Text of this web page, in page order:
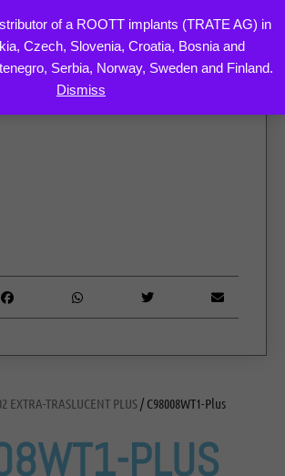
of a ROOTT implants (TRATE AG) in
Czech, Slovenia, Croatia, Bosnia and
Serbia, Norway, Sweden and Finland.
Dismiss
EXTRA-TRASLUCENT PLUS/ C98008WT1-Plus
PLUS